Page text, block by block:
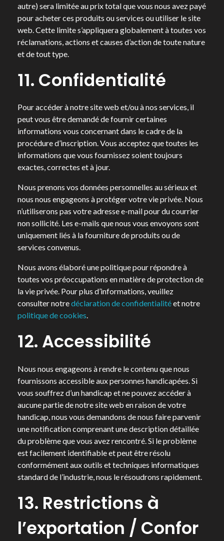
autre) sera limitée au prix total que vous nous avez payé
pour acheter ces produits ou services ou utiliser le site
web. Cette limite s’appliquera globalement à toutes vos
réclamations, actions et causes d’action de toute nature
et de tout type.
11. Confidentialité
Pour accéder à notre site web et/ou à nos services, il
peut vous être demandé de fournir certaines
informations vous concernant dans le cadre de la
procédure d’inscription. Vous acceptez que toutes les
informations que vous fournissez soient toujours
exactes, correctes et à jour.
Nous prenons vos données personnelles au sérieux et
nous nous engageons à protéger votre vie privée. Nous
n’utiliserons pas votre adresse e-mail pour du courrier
non sollicité. Les e-mails que nous vous envoyons sont
uniquement liés à la fourniture de produits ou de
services convenus.
Nous avons élaboré une politique pour répondre à
toutes vos préoccupations en matière de protection de
la vie privée. Pour plus d’informations, veuillez
consulter notredéclaration de confidentialitéet notre
politique de cookies.
12. Accessibilité
Nous nous engageons à rendre le contenu que nous
fournissons accessible aux personnes handicapées. Si
vous souffrez d’un handicap et ne pouvez accéder à
aucune partie de notre site web en raison de votre
handicap, nous vous demandons de nous faire parvenir
une notification comprenant une description détaillée
du problème que vous avez rencontré. Si le problème
est facilement identifiable et peut être résolu
conformément aux outils et techniques informatiques
standard de l’industrie, nous le résoudrons rapidement.
13. Restrictions à
l’exportation / Confor